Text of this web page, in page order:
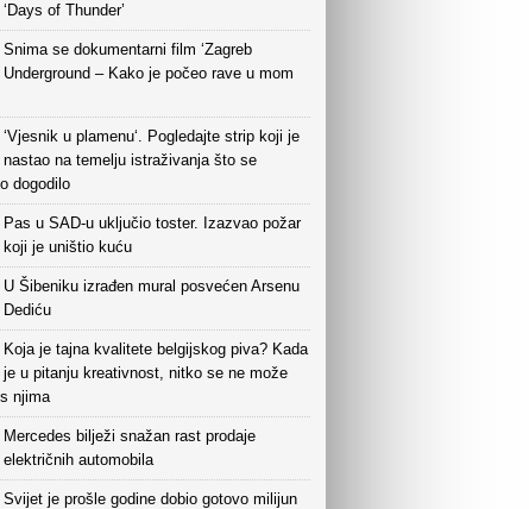
‘Days of Thunder’
Snima se dokumentarni film ‘Zagreb
Underground – Kako je počeo rave u mom
‘Vjesnik u plamenu‘. Pogledajte strip koji je
nastao na temelju istraživanja što se
dogodilo
Pas u SAD-u uključio toster. Izazvao požar
koji je uništio kuću
U Šibeniku izrađen mural posvećen Arsenu
Dediću
Koja je tajna kvalitete belgijskog piva? Kada
je u pitanju kreativnost, nitko se ne može
njima
Mercedes bilježi snažan rast prodaje
električnih automobila
Svijet je prošle godine dobio gotovo milijun